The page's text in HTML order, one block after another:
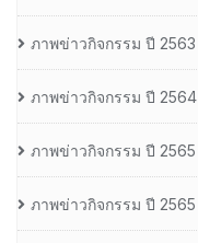
ภาพข่าวกิจกรรม ปี 2563
ภาพข่าวกิจกรรม ปี 2564
ภาพข่าวกิจกรรม ปี 2565
ภาพข่าวกิจกรรม ปี 2565